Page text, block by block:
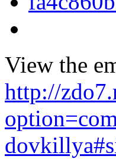
View the
http://